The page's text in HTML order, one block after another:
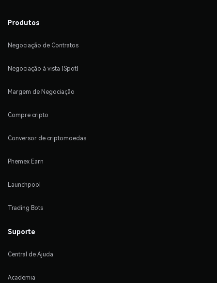
Produtos
Negociação de Contratos
Negociação à vista (Spot)
Margem de Negociação
Compre cripto
Conversor de criptomoedas
Phemex Earn
Launchpool
Trading Bots
Suporte
Central de Ajuda
Academia